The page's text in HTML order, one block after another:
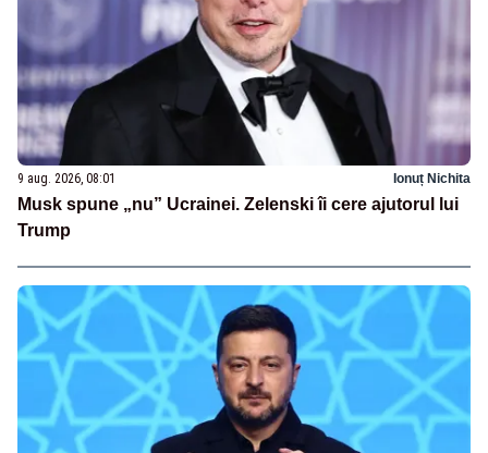
9 aug. 2026, 08:01 Ionuț Nichita
Musk spune „nu” Ucrainei. Zelenski îi cere ajutorul lui
Trump